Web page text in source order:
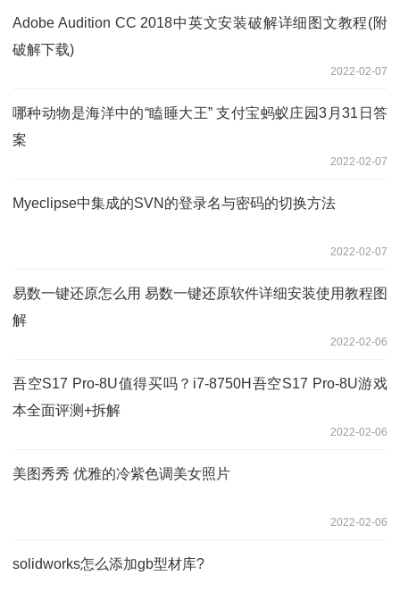
Adobe Audition CC 2018中英文安装破解详细图文教程(附
破解下载)
2022-02-07
哪种动物是海洋中的“瞌睡大王” 支付宝蚂蚁庄园3月31日答
案
2022-02-07
Myeclipse中集成的SVN的登录名与密码的切换方法
2022-02-07
易数一键还原怎么用 易数一键还原软件详细安装使用教程图
解
2022-02-06
吾空S17 Pro-8U值得买吗？i7-8750H吾空S17 Pro-8U游戏
本全面评测+拆解
2022-02-06
美图秀秀 优雅的冷紫色调美女照片
2022-02-06
solidworks怎么添加gb型材库?